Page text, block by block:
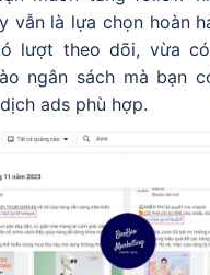
vẫn là lựa chọn hoàn
lượt theo dõi, vừa
ngân sách mà bạn
ads phù hợp.